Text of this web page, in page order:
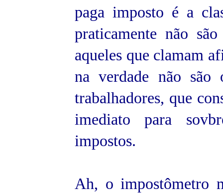
paga imposto é a
praticamente não
aqueles que clamam
na verdade não são
trabalhadores, que
imediato para
impostos.
Ah, o impostômetro